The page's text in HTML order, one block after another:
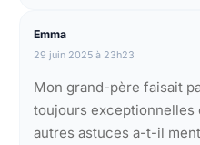
Emma
29 juin 2025 à 23h23
Mon grand-père faisait
toujours exceptionnelles
autres astuces a-t-il